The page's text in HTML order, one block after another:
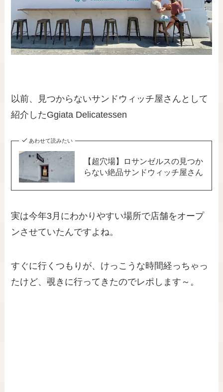
以前、見つからないサンドウィッチ屋さんとして
紹介したGgiata Delicatessen
あわせて読みたい
【超穴場】ロサンゼルスの見つか
らない絶品サンドウィッチ屋さん
実は今年3月にわかりやすい場所で店舗をオープ
ンさせていたんですよね。
すぐに行くつもりが、けっこうな時間経っちゃっ
たけど、覗きに行ってきたのでレポします～。